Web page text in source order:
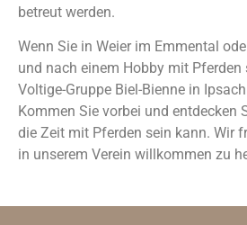
betreut werden.
Wenn Sie in Weier im Emmental
und nach einem Hobby mit Pferden
Voltige-Gruppe Biel-Bienne in
Kommen Sie vorbei und entdecken
die Zeit mit Pferden sein kann. Wir
in unserem Verein willkommen zu